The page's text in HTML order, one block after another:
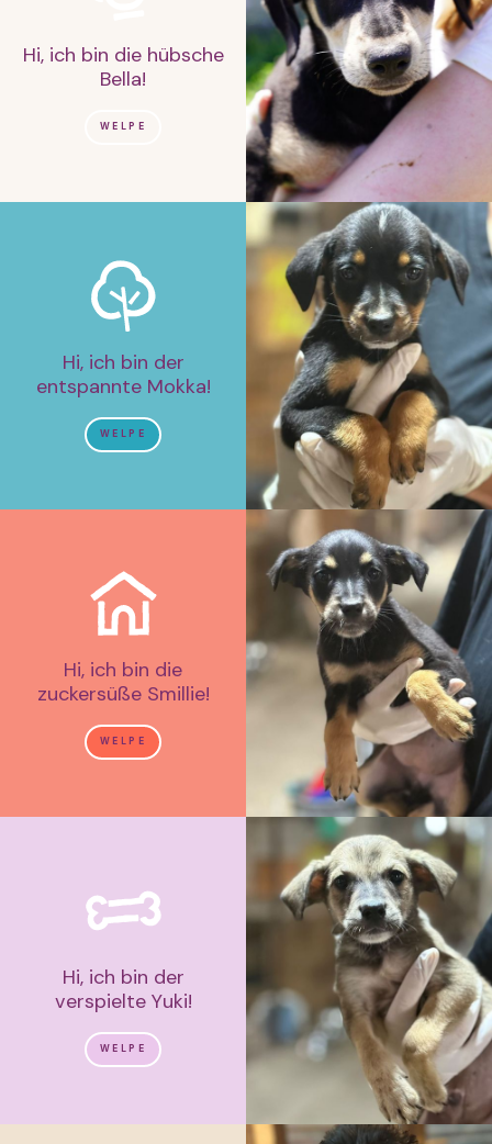
Hi, ich bin die hübsche
Bella!
WELPE
Hi, ich bin der
entspannte Mokka!
WELPE
Hi, ich bin die
zuckersüße Smillie!
WELPE
Hi, ich bin der
verspielte Yuki!
WELPE